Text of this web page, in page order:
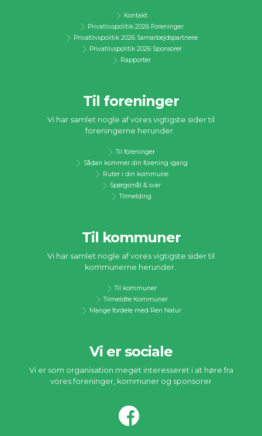
Kontakt
Privatlivspolitik 2026 Foreninger
Privatlivspolitik 2026 Samarbejdspartnere
Privatlivspolitik 2026 Sponsorer
Rapporter
Til foreninger
Vi har samlet nogle af vores vigtigste sider til
foreningerne herunder.
Til foreninger
Sådan kommer din forening igang
Ruter i din kommune
Spørgsmål & svar
Tilmelding
Til kommuner
Vi har samlet nogle af vores vigtigste sider til
kommunerne herunder.
Til kommuner
Tilmeldte Kommuner
Mange fordele med Ren Natur
Vi er sociale
Vi er som organisation meget interesseret i at høre fra
vores foreninger, kommuner og sponsorer